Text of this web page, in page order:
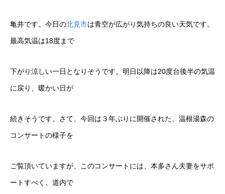
亀井です。今日の北見市は青空が広がり気持ちの良い天気です。
最高気温は18度まで
下がり涼しい一日となりそうです。明日以降は20度台後半の気温
に戻り、暖かい日が
続きそうです。さて、今回は３年ぶりに開催された、温根湯森の
コンサートの様子を
ご覧頂いていますが、このコンサートには、本多さん夫妻をサポ
ートすべく、道内で